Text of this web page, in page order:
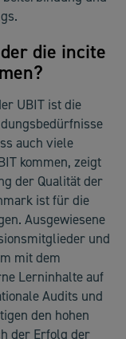
die incite
UBIT ist die
auch viele
kommen, zeigt
der Qualität der
ist für die
Ausgewiesene
und
mit dem
Lerninhalte auf
Audits und
den hohen
der Erfolg der